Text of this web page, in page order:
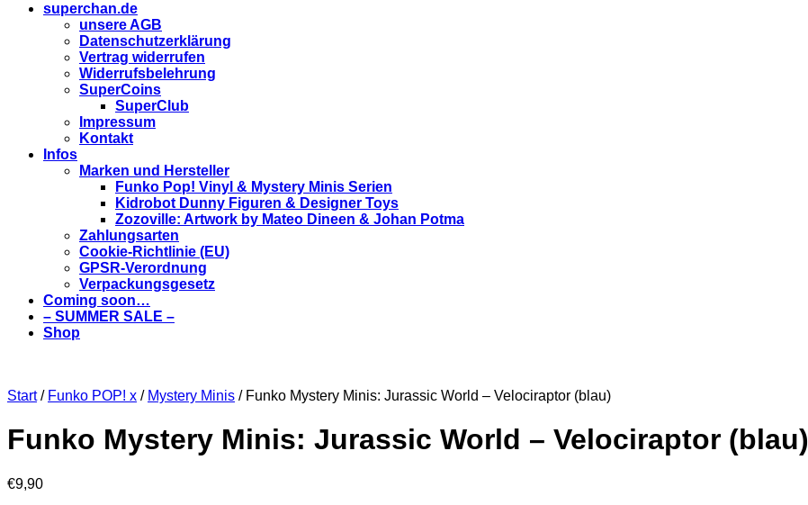
superchan.de
unsere AGB
Datenschutzerklärung
Vertrag widerrufen
Widerrufsbelehrung
SuperCoins
SuperClub
Impressum
Kontakt
Infos
Marken und Hersteller
Funko Pop! Vinyl & Mystery Minis Serien
Kidrobot Dunny Figuren & Designer Toys
Zozoville: Artwork by Mateo Dineen & Johan Potma
Zahlungsarten
Cookie-Richtlinie (EU)
GPSR-Verordnung
Verpackungsgesetz
Coming soon…
– SUMMER SALE –
Shop
Start/ Funko POP! x / Mystery Minis / Funko Mystery Minis: Jurassic World – Velociraptor (blau)
Funko Mystery Minis: Jurassic World – Velociraptor (blau)
€9,90